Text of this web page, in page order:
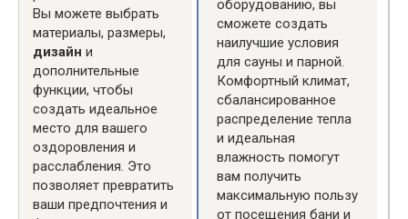
Вы можете выбрать
материалы, размеры,
дизайн и
дополнительные
функции, чтобы
создать идеальное
место для вашего
оздоровления и
расслабления. Это
позволяет превратить
ваши предпочтения и
оборудованию, вы
сможете создать
наилучшие условия
для сауны и парной.
Комфортный климат,
сбалансированное
распределение тепла
и идеальная
влажность помогут
вам получить
максимальную пользу
от посещения бани и